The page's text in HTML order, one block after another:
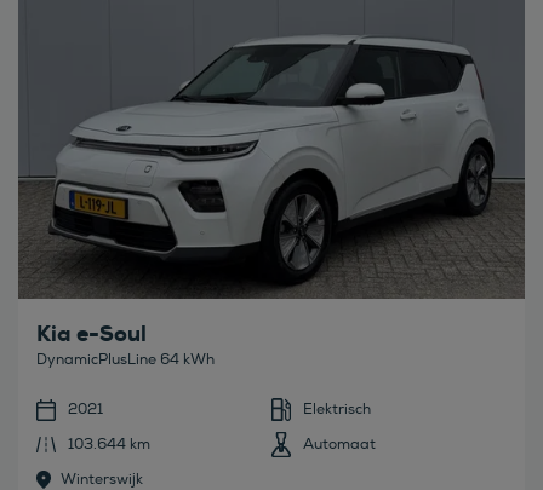
Kia e-Soul
DynamicPlusLine 64 kWh
2021
Elektrisch
103.644 km
Automaat
Winterswijk